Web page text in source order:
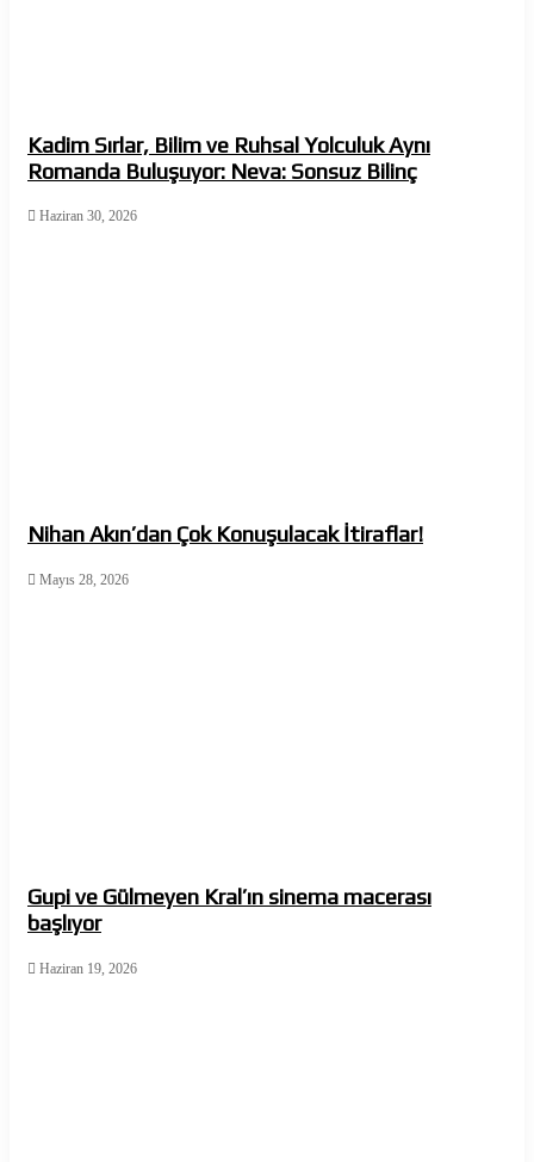
Kadim Sırlar, Bilim ve Ruhsal Yolculuk Aynı
Romanda Buluşuyor: Neva: Sonsuz Bilinç
Haziran 30, 2026
Nihan Akın’dan Çok Konuşulacak İtiraflar!
Mayıs 28, 2026
Gupi ve Gülmeyen Kral’ın sinema macerası
başlıyor
Haziran 19, 2026